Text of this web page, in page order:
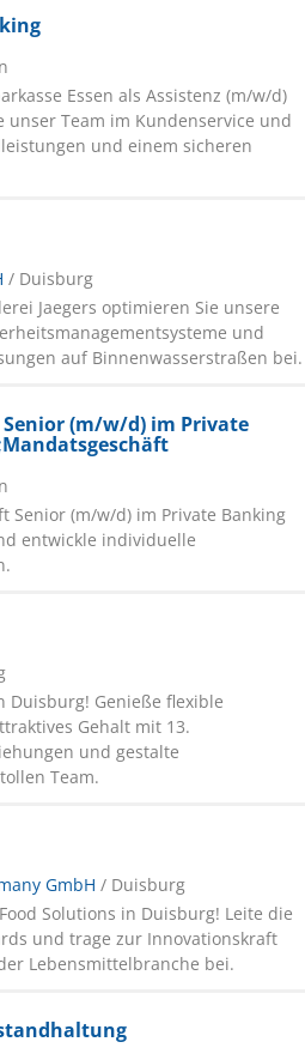
Essen als Assistenz (m/w/d)
unser Team im Kundenservice und
und einem sicheren
/ Duisburg
Jaegers optimieren Sie unsere
und
auf Binnenwasserstraßen bei.
(m/w/d) im Private
Senior (m/w/d) im Private Banking
entwickle individuelle
Duisburg! Genieße flexible
Gehalt mit 13.
und gestalte
Team.
GmbH / Duisburg
Solutions in Duisburg! Leite die
und trage zur Innovationskraft
Lebensmittelbranche bei.